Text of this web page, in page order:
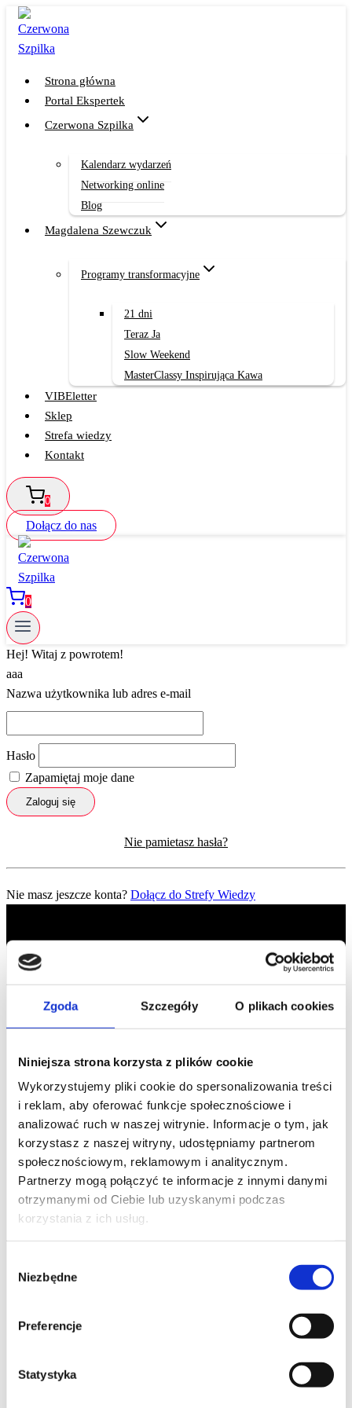
Zgoda Szczegóły O plikach cookies
Niniejsza strona korzysta z plików cookie
Wykorzystujemy pliki cookie do spersonalizowania treści
i reklam, aby oferować funkcje społecznościowe i
analizować ruch w naszej witrynie. Informacje o tym, jak
korzystasz z naszej witryny, udostępniamy partnerom
społecznościowym, reklamowym i analitycznym.
Partnerzy mogą połączyć te informacje z innymi danymi
otrzymanymi od Ciebie lub uzyskanymi podczas
korzystania z ich usług.
zgody
Niezbędne
Preferencje
Statystyka
Przejdź
treści
Strona główna
Portal Ekspertek
Czerwona Szpilka
Kalendarz wydarzeń
Networking online
Blog
Magdalena Szewczuk
Programy transformacyjne
21 dni
Teraz Ja
Slow Weekend
MasterClassy Inspirująca Kawa
VIBEletter
Sklep
Strefa wiedzy
Kontakt
0
Dołącz do nas
0
Hej! Witaj z powrotem!
aaa
Nazwa użytkownika lub adres e-mail
Hasło
Zapamiętaj moje dane
Zaloguj się
Nie pamietasz hasła?
Nie masz jeszcze konta? Dołącz do Strefy Wiedzy
Szpilka
Profil tiktok Czerwona Szpilka
Profil youtube Czerwona
Szpilka
Kontakt
kontakt@czerwonaszpilka.pl